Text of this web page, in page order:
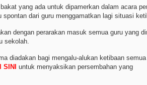
yang ada untuk dipamerkan dalam acara
dari guru menggamatkan lagi situasi
dengan perarakan masuk semua guru yang
sekolah.
diadakan bagi mengalu-alukan ketibaan semua
SINI untuk menyaksikan persembahan yang